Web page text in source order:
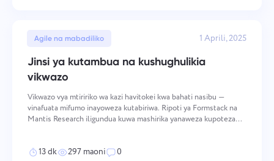
Agile na mabadiliko 1 Aprili, 2025
Jinsi ya kutambua na kushughulikia
vikwazo
Vikwazo vya mtiririko wa kazi havitokei kwa bahati nasibu —
vinafuata mifumo inayoweza kutabiriwa. Ripoti ya Formstack na
Mantis Research iligundua kuwa mashirika yanaweza kupoteza
13 dk 297 maoni
0